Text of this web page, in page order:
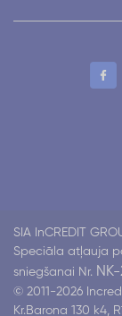
SIA InCREDIT
Speciāla atļauja
sniegšanai Nr.
© 2011-2026
Kr.Barona 130 k4,